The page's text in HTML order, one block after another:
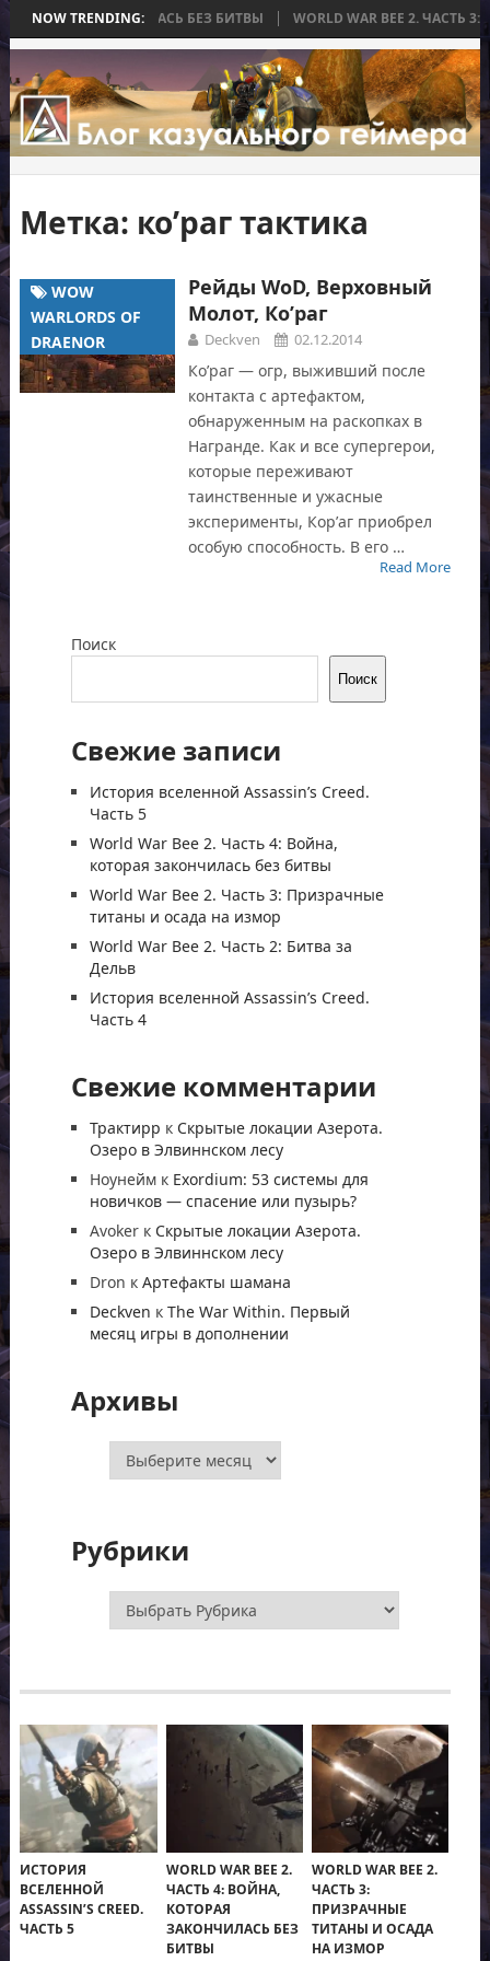
NOW TRENDING:
КОТОРАЯ ЗАКОНЧИЛАСЬ БЕЗ БИТВЫ WORLD WAR BEE 2.
Метка: ко’раг тактика
WOW
WARLORDS OF
DRAENOR
Рейды WoD, Верховный
Молот, Ко’раг
Deckven 02.12.2014
Ко’раг — огр, выживший после
контакта с артефактом,
обнаруженным на раскопках в
Награнде. Как и все супергерои,
которые переживают
таинственные и ужасные
эксперименты, Кор’аг приобрел
особую способность. В его …
Read More
Поиск
Поиск
Свежие записи
История вселенной Assassin’s Creed.
Часть 5
World War Bee 2. Часть 4: Война,
которая закончилась без битвы
World War Bee 2. Часть 3: Призрачные
титаны и осада на измор
World War Bee 2. Часть 2: Битва за
Дельв
История вселенной Assassin’s Creed.
Часть 4
Свежие комментарии
Трактирр к Скрытые локации Азерота.
Озеро в Элвиннском лесу
Ноунейм к Exordium: 53 системы для
новичков — спасение или пузырь?
Avoker к Скрытые локации Азерота.
Озеро в Элвиннском лесу
Dron кАртефакты шамана
Deckven кThe War Within. Первый
месяц игры в дополнении
Архивы
Архивы
Рубрики
Рубрики
ИСТОРИЯ
ВСЕЛЕННОЙ
ASSASSIN’S CREED.
ЧАСТЬ 5
WORLD WAR BEE 2.
ЧАСТЬ 4: ВОЙНА,
КОТОРАЯ
ЗАКОНЧИЛАСЬ БЕЗ
БИТВЫ
WORLD WAR BEE 2.
ЧАСТЬ 3:
ПРИЗРАЧНЫЕ
ТИТАНЫ И ОСАДА
НА ИЗМОР